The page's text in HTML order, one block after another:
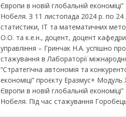
Європи в новій глобальній
Нобеля. З 11 листопада 2024 р. по
статистики, ІТ та математичних
О.О. та к.е.н., доцент, доцент
управління – Гринчак Н.А. успішно
стажування в Лабораторії
“Стратегічна автономія та
економіці” проєкту Еразмус+
Європи в новій глобальній
Нобеля. Під час стажування